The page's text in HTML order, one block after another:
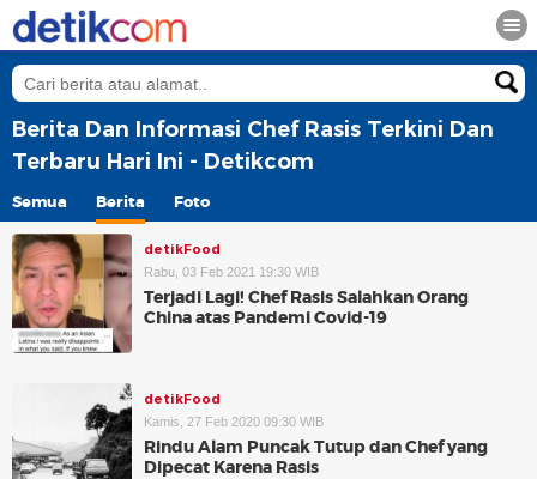
Berita Dan Informasi Chef Rasis Terkini Dan
Terbaru Hari Ini - Detikcom
Semua Berita Foto
detikFood
Rabu, 03 Feb 2021 19:30 WIB
Terjadi Lagi! Chef Rasis Salahkan Orang
China atas Pandemi Covid-19
detikFood
Kamis, 27 Feb 2020 09:30 WIB
Rindu Alam Puncak Tutup dan Chef yang
Dipecat Karena Rasis